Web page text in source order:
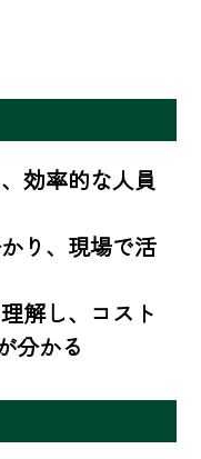
効率的な人員
り、現場で活
解し、コスト
分かる